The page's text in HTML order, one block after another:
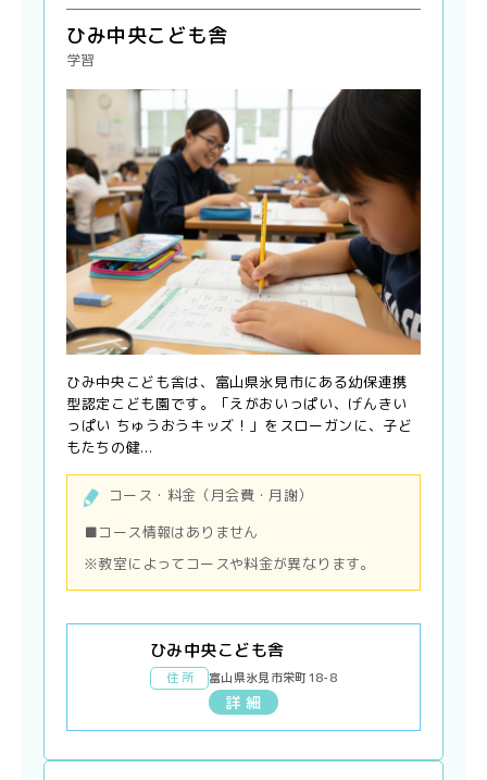
ひみ中央こども舎
学習
ひみ中央こども舎は、富山県氷見市にある幼保連携
型認定こども園です。「えがおいっぱい、げんきい
っぱい ちゅうおうキッズ！」をスローガンに、子ど
もたちの健...
コース・料金（月会費・月謝）
■コース情報はありません
※教室によってコースや料金が異なります。
ひみ中央こども舎
住 所 富山県氷見市栄町18-8
詳 細